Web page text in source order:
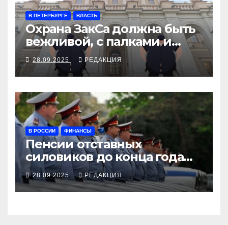
В ПЕТЕРБУРГЕ ВЛАСТЬ
Охрана ЗакСа должна быть
вежливой, с палками и
наручниками
28.09.2025 РЕДАКЦИЯ
В РОССИИ ФИНАНСЫ
Пенсии отставных
силовиков до конца года
повысятся вместе с
окладами действующих
28.09.2025 РЕДАКЦИЯ